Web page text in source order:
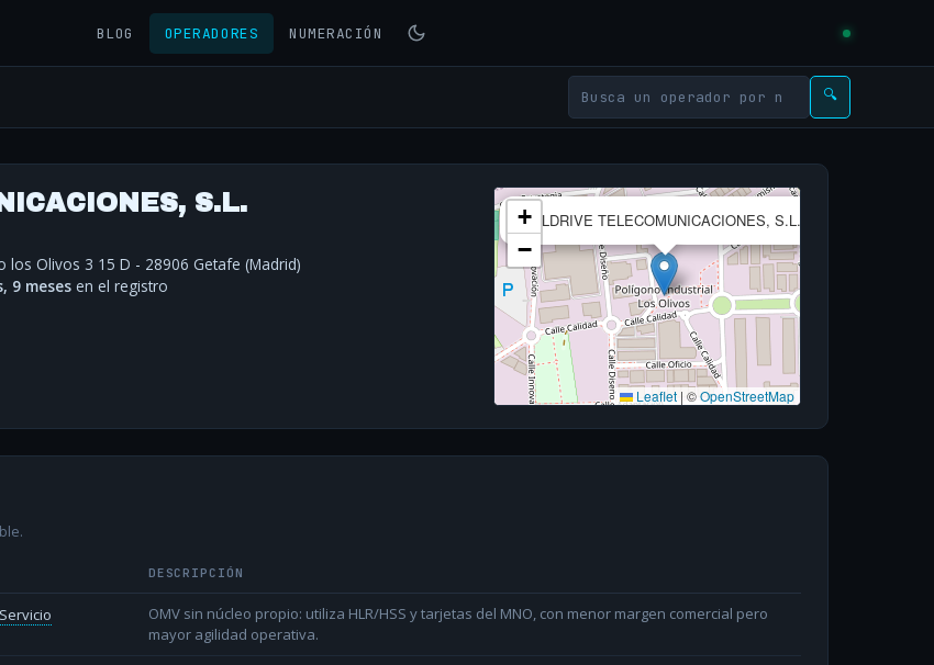
BLOG OPERADORES NUMERACIÓN
🔍
S.L.
los Olivos 3 15 D - 28906 Getafe (Madrid)
9 meses en el registro
TELDRIVE TELECOMUNICACIONES, S.L.
+
−
Leaflet | ©OpenStreetMap
DESCRIPCIÓN
OMV sin núcleo propio: utiliza HLR/HSS y tarjetas del MNO, con menor margen comercial pero
mayor agilidad operativa.